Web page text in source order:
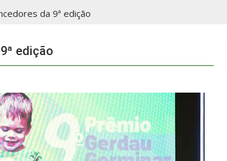
da 9ª edição
edição